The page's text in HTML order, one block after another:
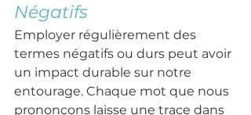
Négatifs
Employer régulièrement des
termes négatifs ou durs peut avoir
un impact durable sur notre
entourage. Chaque mot que nous
prononçons laisse une trace dans